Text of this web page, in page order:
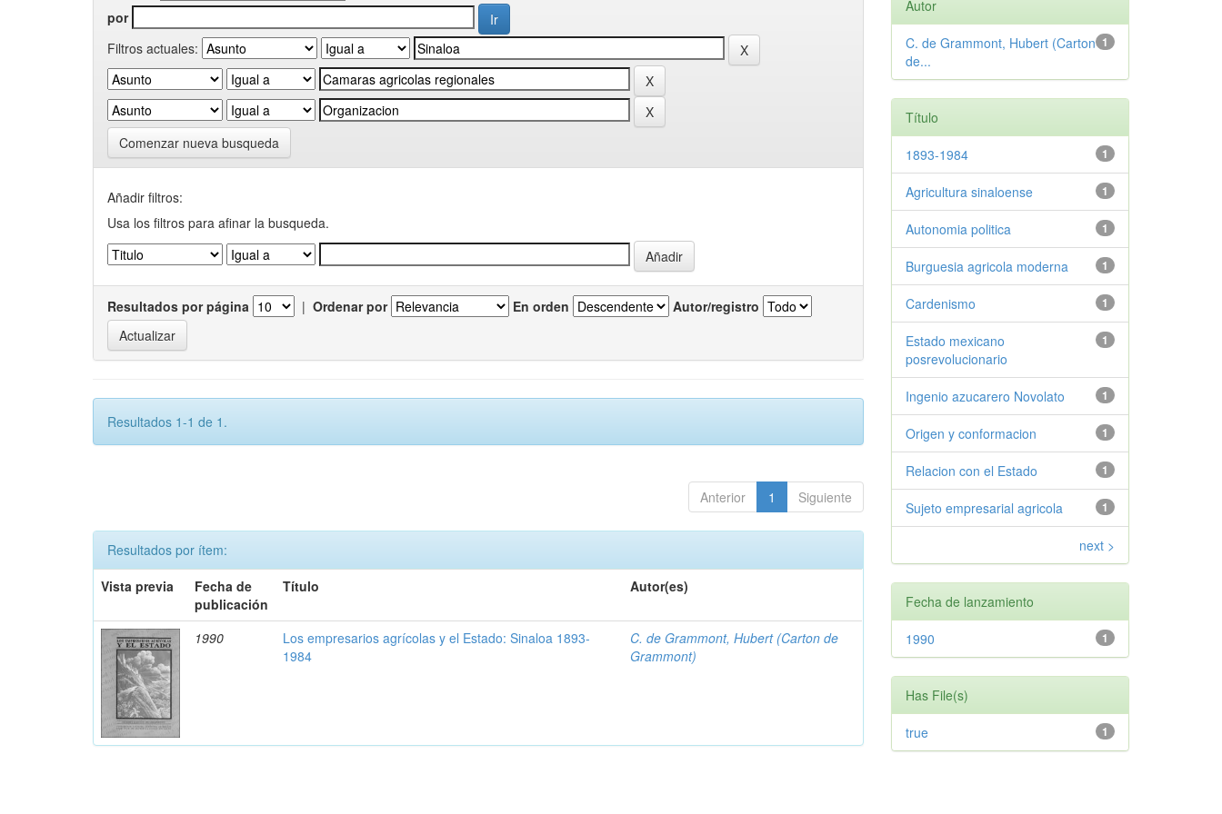
por
Filtros actuales:
Comenzar nueva busqueda
Añadir filtros:
Usa los filtros para afinar la busqueda.
Resultados por página | Ordenar por En orden Autor/registro
Resultados 1-1 de 1.
Anterior 1 Siguiente
Resultados por ítem:
Vista previa
Fecha de
publicación
Título Autor(es)
1990
Los empresarios agrícolas y el Estado: Sinaloa 1893-
1984
C. de Grammont, Hubert (Carton de
Grammont)
Autor
1
C. de Grammont, Hubert (Carton
de...
Título
1
1893-1984
1
Agricultura sinaloense
1
Autonomia politica
1
Burguesia agricola moderna
1
Cardenismo
1
Estado mexicano
posrevolucionario
1
Ingenio azucarero Novolato
1
Origen y conformacion
1
Relacion con el Estado
1
Sujeto empresarial agricola
next >
Fecha de lanzamiento
1
1990
Has File(s)
1
true